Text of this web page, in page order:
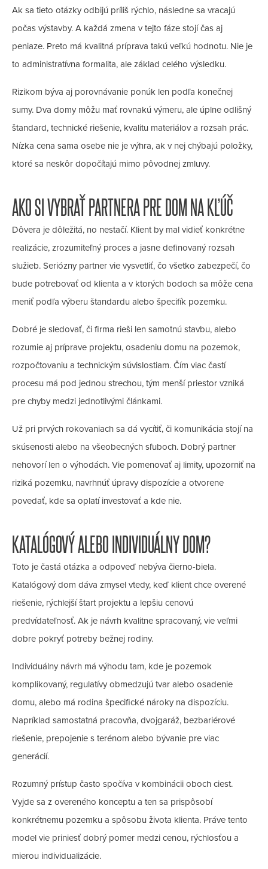
Ak sa tieto otázky odbijú príliš rýchlo, následne sa vracajú
počas výstavby. A každá zmena v tejto fáze stojí čas aj
peniaze. Preto má kvalitná príprava takú veľkú hodnotu. Nie je
to administratívna formalita, ale základ celého výsledku.
Rizikom býva aj porovnávanie ponúk len podľa konečnej
sumy. Dva domy môžu mať rovnakú výmeru, ale úplne odlišný
štandard, technické riešenie, kvalitu materiálov a rozsah prác.
Nízka cena sama osebe nie je výhra, ak v nej chýbajú položky,
ktoré sa neskôr dopočítajú mimo pôvodnej zmluvy.
AKO SI VYBRAŤ PARTNERA PRE DOM NA KĽÚČ
Dôvera je dôležitá, no nestačí. Klient by mal vidieť konkrétne
realizácie, zrozumiteľný proces a jasne definovaný rozsah
služieb. Seriózny partner vie vysvetliť, čo všetko zabezpečí, čo
bude potrebovať od klienta a v ktorých bodoch sa môže cena
meniť podľa výberu štandardu alebo špecifík pozemku.
Dobré je sledovať, či firma rieši len samotnú stavbu, alebo
rozumie aj príprave projektu, osadeniu domu na pozemok,
rozpočtovaniu a technickým súvislostiam. Čím viac častí
procesu má pod jednou strechou, tým menší priestor vzniká
pre chyby medzi jednotlivými článkami.
Už pri prvých rokovaniach sa dá vycítiť, či komunikácia stojí na
skúsenosti alebo na všeobecných sľuboch. Dobrý partner
nehovorí len o výhodách. Vie pomenovať aj limity, upozorniť na
riziká pozemku, navrhnúť úpravy dispozície a otvorene
povedať, kde sa oplatí investovať a kde nie.
KATALÓGOVÝ ALEBO INDIVIDUÁLNY DOM?
Toto je častá otázka a odpoveď nebýva čierno-biela.
Katalógový dom dáva zmysel vtedy, keď klient chce overené
riešenie, rýchlejší štart projektu a lepšiu cenovú
predvídateľnosť. Ak je návrh kvalitne spracovaný, vie veľmi
dobre pokryť potreby bežnej rodiny.
Individuálny návrh má výhodu tam, kde je pozemok
komplikovaný, regulatívy obmedzujú tvar alebo osadenie
domu, alebo má rodina špecifické nároky na dispozíciu.
Napríklad samostatná pracovňa, dvojgaráž, bezbariérové
riešenie, prepojenie s terénom alebo bývanie pre viac
generácií.
Rozumný prístup často spočíva v kombinácii oboch ciest.
Vyjde sa z overeného konceptu a ten sa prispôsobí
konkrétnemu pozemku a spôsobu života klienta. Práve tento
model vie priniesť dobrý pomer medzi cenou, rýchlosťou a
mierou individualizácie.